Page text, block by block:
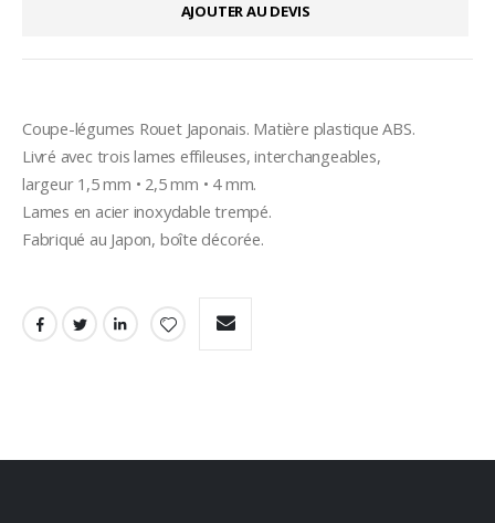
AJOUTER AU DEVIS
Coupe-légumes Rouet Japonais. Matière plastique ABS.
Livré avec trois lames effileuses, interchangeables,
largeur 1,5 mm • 2,5 mm • 4 mm.
Lames en acier inoxydable trempé.
Fabriqué au Japon, boîte décorée.